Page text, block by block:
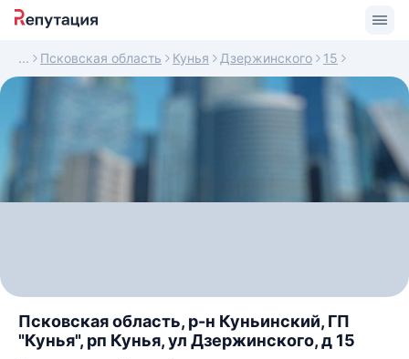
Псковская область Кунья Дзержинского 15
Псковская область, р-н Куньинский, ГП
"Кунья", рп Кунья, ул Дзержинского, д 15